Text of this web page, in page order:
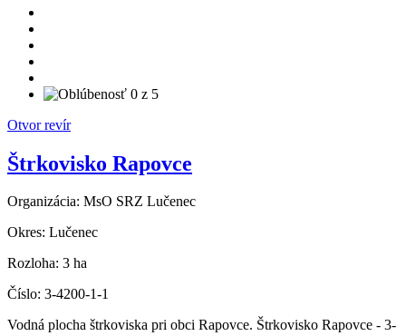
Otvor revír
Štrkovisko Rapovce
Organizácia: MsO SRZ Lučenec
Okres: Lučenec
Rozloha: 3 ha
Číslo: 3-4200-1-1
Vodná plocha štrkoviska pri obci Rapovce. Štrkovisko Rapovce - 3-